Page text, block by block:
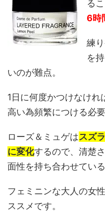
る
6時
練
を
いのが難点。
1日に何度かつけなけ
高い為頻繁につける必
ローズ＆ミュゲはスズ
に変化するので、清楚
面性を持ち合わせてい
フェミニンな大人の女
ススメです。